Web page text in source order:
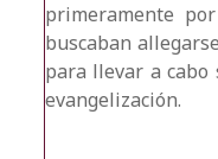
primeramente
buscaban
para llevar a
evangelización.